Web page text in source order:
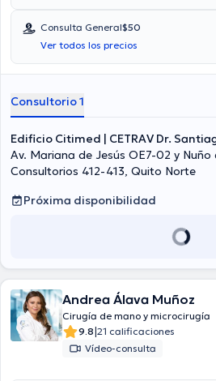
Consulta General$50
Ver todos los precios
Consultorio 1
Edificio Citimed | CETRAV Dr.
Av. Mariana de Jesús OE7-02 y
Consultorios 412-413, Quito Norte
Próxima disponibilidad
Andrea Álava Muñoz
Cirugía de mano y microcirugía
9.8|21 calificaciones
Vídeo-consulta